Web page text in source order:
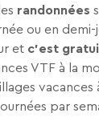
randonnées
ou en
et c’est
VTF à la
vacances
par